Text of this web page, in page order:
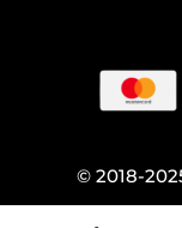
© 2018-